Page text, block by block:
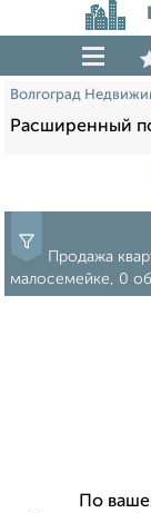
Волгоград
Расширенный
Продажа
малосемейке, 0
По